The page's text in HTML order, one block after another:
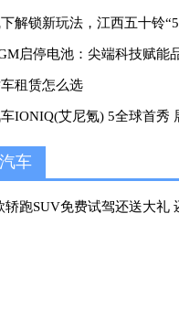
锁新玩法，江西五十铃“510铃聚日”开拓生
启停电池：尖端科技赋能品质
租赁怎么选
艾尼氪) 5全球首秀 展现毫不妥协的环
车